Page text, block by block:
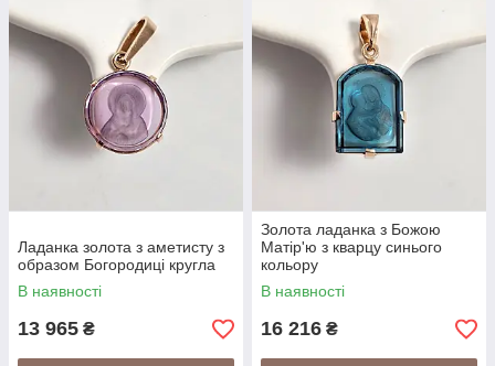
Ладанка золота з аметисту з
образом Богородиці кругла
В наявності
13 965 ₴
Золота ладанка з Божою
Матір'ю з кварцу синього
кольору
В наявності
16 216 ₴